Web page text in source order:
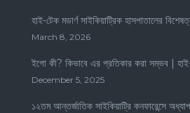
হাই-টেক মডার্ণ সাইকিয়াট্রিক হাসপাতালের
March 8, 2026
ইগো কী? কিভাবে এর প্রতিকার করা সম্ভব | হাই-
December 5, 2025
১২তম আন্তর্জাতিক সাইকিয়াট্রি কনফারেন্সে